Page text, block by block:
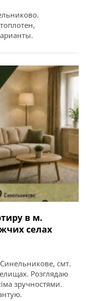
в м.
селах
смт.
Розглядаю
зручностями.